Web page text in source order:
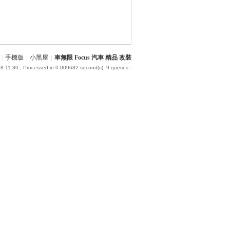
手機版 小黑屋 車無限 Focus 汽車 精品 改裝
11:30 , Processed in 0.009682 second(s), 9 queries .